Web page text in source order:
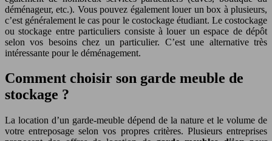
déménageur, etc.). Vous pouvez également louer un box à plusieurs,
c’est généralement le cas pour le costockage étudiant. Le costockage
ou stockage entre particuliers consiste à louer un espace de dépôt
selon vos besoins chez un particulier. C’est une alternative très
intéressante pour le déménagement.
Comment choisir son garde meuble de
stockage ?
La location d’un garde-meuble dépend de la nature et le volume de
votre entreposage selon vos propres critères. Plusieurs entreprises